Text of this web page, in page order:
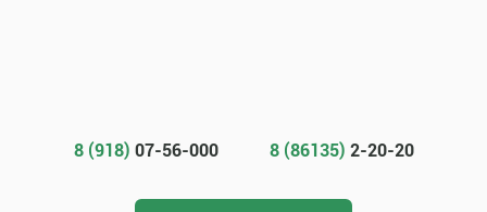
8 (918) 07-56-000 8 (86135) 2-20-20